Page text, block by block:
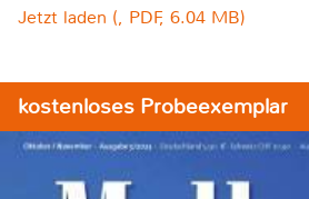
Jetzt laden (, PDF, 6.04 MB)
kostenloses Probeexemplar